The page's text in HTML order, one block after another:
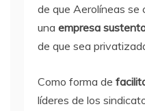
de que Aerolíneas se
una empresa
de que sea
Como forma de
líderes de los